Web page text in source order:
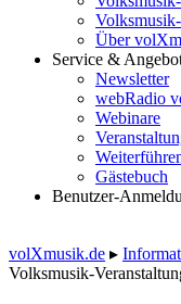
Über
Service &
Newsletter
webRadio
Webinare
Gästebuch
Benutzer-
volXmusik.de ▸
Volksmusik-